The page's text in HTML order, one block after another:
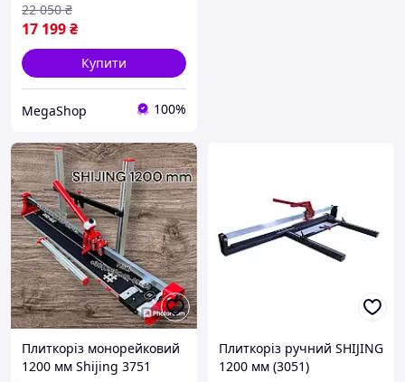
17 199₴
22 050 ₴
Купити
MegaShop 100%
Плиткоріз монорейковий
1200 мм Shijing 3751
Плиткоріз ручний SHIJING
1200 мм (3051)